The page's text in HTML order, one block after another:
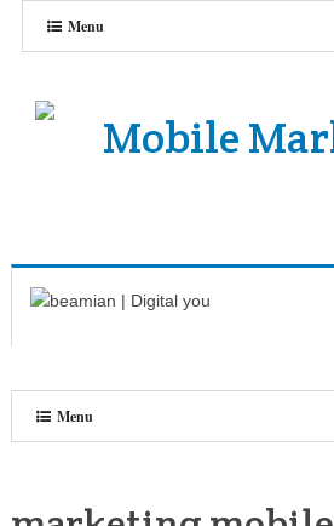
Menu
Menu